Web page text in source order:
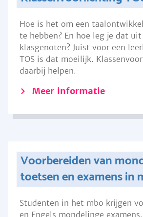
Hoe is het om een
te hebben? En hoe leg je dat uit
klasgenoten? Juist voor een
TOS is dat moeilijk.
daarbij helpen.
Meer informatie
Voorbereiden van
toetsen en examens in
Studenten in het mbo krijgen
en Engels mondelinge